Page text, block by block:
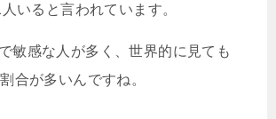
いると言われています。
敏感な人が多く、世界的に見ても
合が多いんですね。